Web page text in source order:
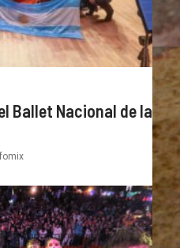
Ballet Nacional de la